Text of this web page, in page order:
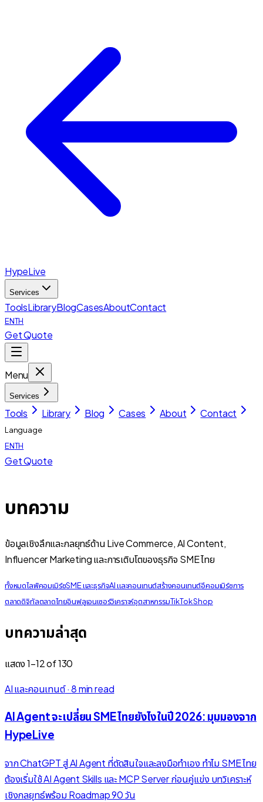
HypeLive
Services
ToolsLibraryBlogCasesAboutContact
ENTH
Get Quote
Menu
Services
Tools Library Blog Cases About Contact
Language
ENTH
Get Quote
บทความ
ข้อมูลเชิงลึกและกลยุทธ์ด้าน Live Commerce, AI Content,
Influencer Marketing และการเติบโตของธุรกิจ SME ไทย
ทั้งหมดไลฟ์คอมเมิร์ซSME และธุรกิจAI และคอนเทนต์สร้างคอนเทนต์อีคอมเมิร์ซการ
ตลาดดิจิทัลตลาดไทยอินฟลูเอนเซอร์วิเคราะห์อุตสาหกรรมTikTok Shop
บทความล่าสุด
แสดง1–12of130
AI และคอนเทนต์·8 min read
AI Agent จะเปลี่ยน SME ไทยยังไงในปี 2026: มุมมองจาก
HypeLive
จาก ChatGPT สู่ AI Agent ที่ตัดสินใจและลงมือทำเอง ทำไม SME ไทย
ต้องเริ่มใช้ AI Agent Skills และ MCP Server ก่อนคู่แข่ง บทวิเคราะห์
เชิงกลยุทธ์พร้อม Roadmap 90 วัน